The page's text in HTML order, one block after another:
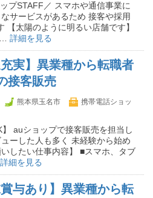
プSTAFF／ スマホや通信事業に
サービスがあるため 接客や採用
【太陽のように明るい店舗です】
詳細を見る
実】異業種から転職者
接客販売
熊本県玉名市
携帯電話ショッ
】 auショップで接客販売を担当し
ーした人も多く 未経験から始め
したい仕事内容】 ■スマホ、タブ
詳細を見る
与あり】異業種から転